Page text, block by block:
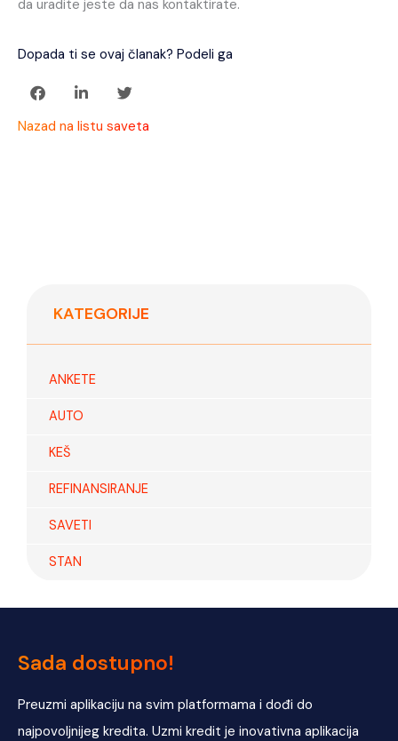
da uradite jeste da nas kontaktirate.
Dopada ti se ovaj članak? Podeli ga
Nazad na listu saveta
KATEGORIJE
ANKETE
AUTO
KEŠ
REFINANSIRANJE
SAVETI
STAN
Sada dostupno!
Preuzmi aplikaciju na svim platformama i dođi do
najpovoljnijeg kredita. Uzmi kredit je inovativna aplikacija